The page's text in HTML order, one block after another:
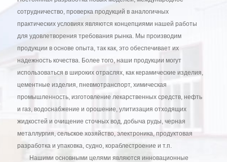
сотрудничество, проверка продукций в аналогичных
практических условиях являются концепциями нашей работы
для удовлетворения требования рынка. Мы производим
продукции в основе опыта, так как, это обеспечивает их
надежность кочества. Более того, наши продукции могут
использоваться в широких отраслях, как керамические изделия,
цементные изделия, пневмотранспорт, химическая
промышленность, изготовление лекарственных средств, нефть
и газ, водоснабжение и орошение, улитизация отходящих
жидкостей и очищение сточных вод, добыча руды, черная
металлургия, сельское хозяйство, электроника, продуктовая
разработка и упаковка, судно, кораблестроение и т.п.
Нашими основными целями являются инновационные